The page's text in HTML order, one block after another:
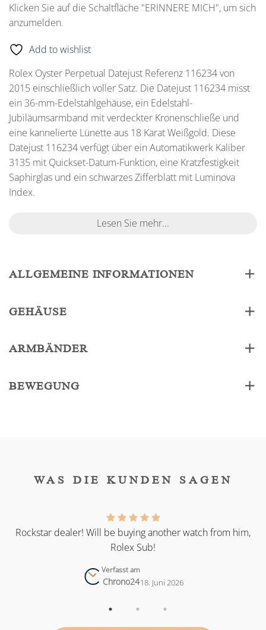
Klicken Sie auf die Schaltfläche "ERINNERE MICH", um sich
anzumelden.
Add to wishlist
Rolex Oyster Perpetual Datejust Referenz 116234 von
2015 einschließlich voller Satz. Die Datejust 116234 misst
ein 36-mm-Edelstahlgehäuse, ein Edelstahl-
Jubiläumsarmband mit verdeckter Kronenschließe und
eine kannelierte Lünette aus 18 Karat Weißgold. Diese
Datejust 116234 verfügt über ein Automatikwerk Kaliber
3135 mit Quickset-Datum-Funktion, eine Kratzfestigkeit
Saphirglas und ein schwarzes Zifferblatt mit Luminova
Index.
Lesen Sie mehr...
ALLGEMEINE INFORMATIONEN
GEHÄUSE
ARMBÄNDER
BEWEGUNG
WAS DIE KUNDEN SAGEN
Rockstar dealer! Will be buying another watch from him,
Rolex Sub!
Verfasst am
Chrono2418. Juni 2026